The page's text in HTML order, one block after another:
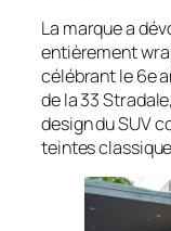
La marque a
entièrement
célébrant le 6e
de la 33
design du SUV
teintes